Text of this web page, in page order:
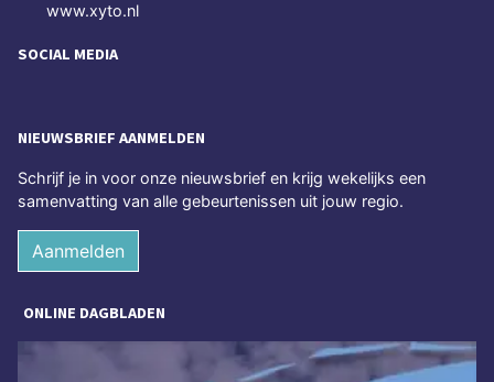
www.xyto.nl
SOCIAL MEDIA
NIEUWSBRIEF AANMELDEN
Schrijf je in voor onze nieuwsbrief en krijg wekelijks een
samenvatting van alle gebeurtenissen uit jouw regio.
Aanmelden
ONLINE DAGBLADEN